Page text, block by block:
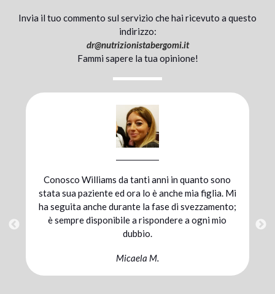
Invia il tuo commento sul servizio che hai ricevuto a questo
indirizzo:
dr@nutrizionistabergomi.it
Fammi sapere la tua opinione!
Mi sono affidata al dott. Bergomi durante la
preparazione atletica per una maratona; grazie
alla combinazione di un’alimentazione adeguata
e un’integrazione mirata ho raggiunto il mio
traguardo. Sono pienamente soddisfatta della
il mio coach.